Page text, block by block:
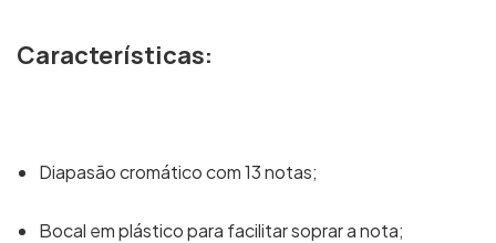
Características:
Diapasão cromático com 13 notas;
Bocal em plástico para facilitar soprar a nota;